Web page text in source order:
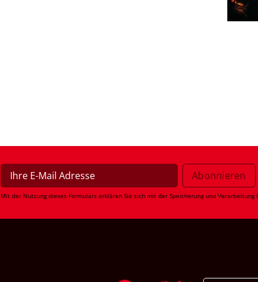
Mit der Nutzung dieses Formulars erklären Sie sich mit der Speicherung und